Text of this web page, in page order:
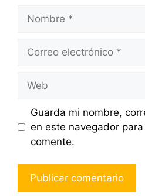
Nombre
Correo
Web
Guarda mi nombre,
en este navegador
comente.